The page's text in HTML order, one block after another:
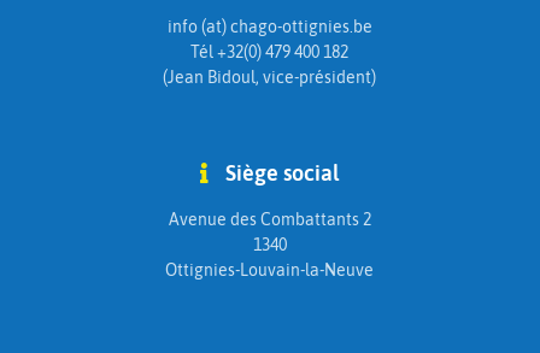
info (at) chago-ottignies.be
Tél +32(0) 479 400 182
(Jean Bidoul, vice-président)
Siège social
Avenue des Combattants 2
1340
Ottignies-Louvain-la-Neuve